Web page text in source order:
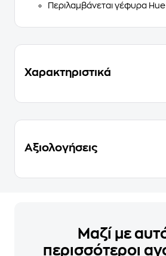
Περιλαμβάνεται γέφυρα
Χαρακτηριστικά
Αξιολογήσεις
Μαζί με
περισσότεροι